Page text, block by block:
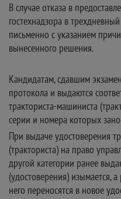
В случае отказа в
гостехнадзора в
письменно с указанием
вынесенного решения.
Кандидатам, сдавшим
протокола и выдаются
тракториста-машиниста
серии и номера которых
При выдаче удостоверения
(тракториста) на право
другой категории ранее
(удостоверения) изымается,
него переносятся в новое